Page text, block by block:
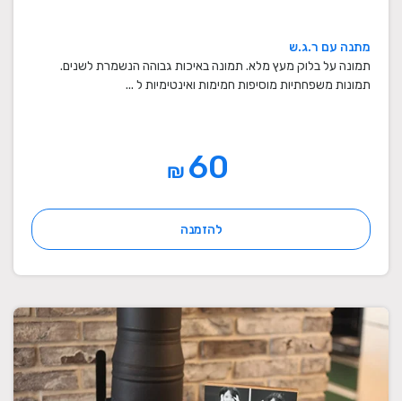
מתנה עם ר.ג.ש
תמונה על בלוק מעץ מלא. תמונה באיכות גבוהה הנשמרת לשנים.
תמונות משפחתיות מוסיפות חמימות ואינטימיות ל ...
₪
להזמנה